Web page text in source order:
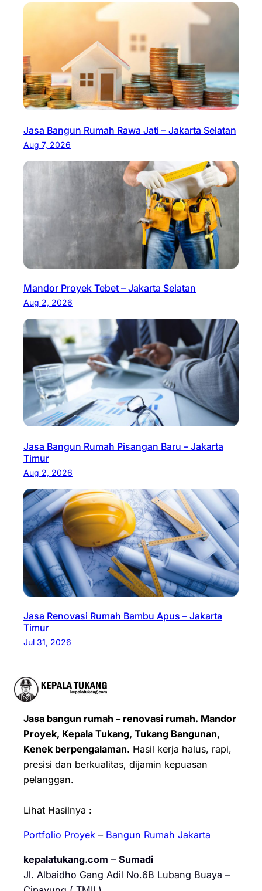
Jasa Bangun Rumah Rawa Jati – Jakarta Selatan
Aug 7, 2026
Mandor Proyek Tebet – Jakarta Selatan
Aug 2, 2026
Jasa Bangun Rumah Pisangan Baru – Jakarta
Timur
Aug 2, 2026
Jasa Renovasi Rumah Bambu Apus – Jakarta
Timur
Jul 31, 2026
Jasa bangun rumah – renovasi rumah. Mandor
Proyek, Kepala Tukang, Tukang Bangunan,
Kenek berpengalaman. Hasil kerja halus, rapi,
presisi dan berkualitas, dijamin kepuasan
pelanggan.
Lihat Hasilnya :
Portfolio Proyek – Bangun Rumah Jakarta
kepalatukang.com – Sumadi
Jl. Albaidho Gang Adil No.6B Lubang Buaya –